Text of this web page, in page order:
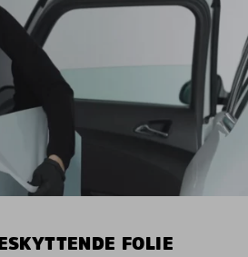
FOLIE